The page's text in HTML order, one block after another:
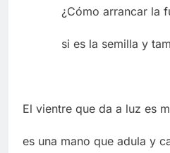
¿Cómo arrancar la
si es la semilla y
El vientre que da a luz es
es una mano que adula y